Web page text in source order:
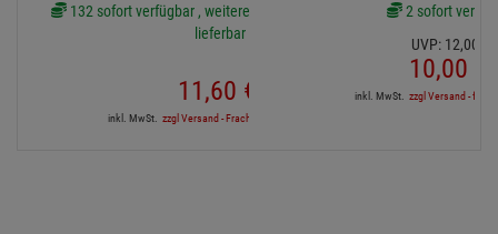
132 sofort verfügbar , weitere Artikel ab Zentrallager
lieferbar
11,60 €
inkl. MwSt. zzgl Versand - Frachtfrei in DE ab 500€
2 sofort
UVP: 12,00
10,00
inkl. MwSt. zzgl Versand - frei